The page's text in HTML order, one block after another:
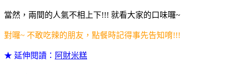
當然，兩間的人氣不相上下!!! 就看大家的口味囉~
對囉~ 不敢吃辣的朋友，點餐時記得事先告知唷!!!
★ 延伸閱讀： 阿財米糕